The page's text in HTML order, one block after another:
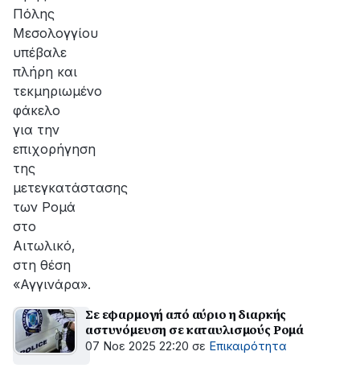
Πόλης
Μεσολογγίου
υπέβαλε
πλήρη και
τεκμηριωμένο
φάκελο
για την
επιχορήγηση
της
μετεγκατάστασης
των Ρομά
στο
Αιτωλικό,
στη θέση
«Αγγινάρα».
Σε εφαρμογή από αύριο η διαρκής
αστυνόμευση σε καταυλισμούς Ρομά
07 Νοε 2025 22:20 σε Επικαιρότητα